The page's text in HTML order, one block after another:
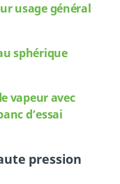
usage général
sphérique
vapeur avec
d’essai
pression